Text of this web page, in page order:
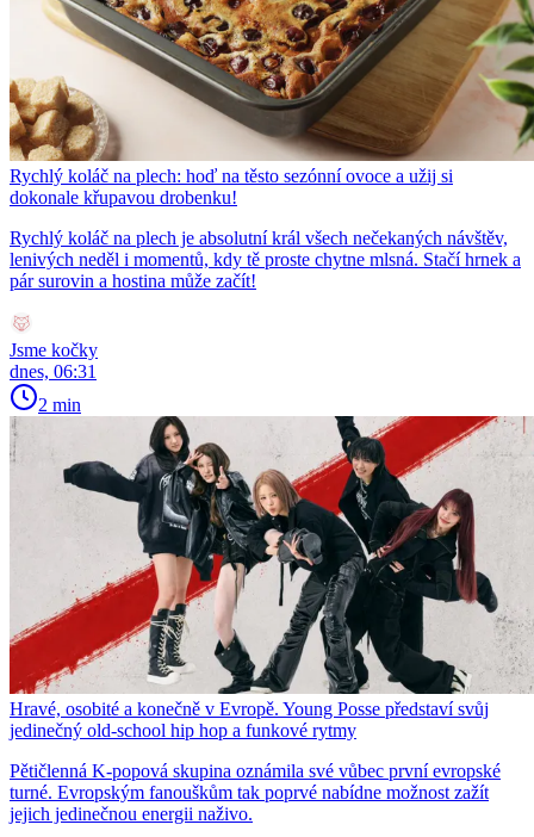
Rychlý koláč na plech: hoď na těsto sezónní ovoce a užij si
dokonale křupavou drobenku!
Rychlý koláč na plech je absolutní král všech nečekaných návštěv,
lenivých neděl i momentů, kdy tě proste chytne mlsná. Stačí hrnek a
pár surovin a hostina může začít!
Jsme kočky
dnes, 06:31
2 min
Hravé, osobité a konečně v Evropě. Young Posse představí svůj
jedinečný old-school hip hop a funkové rytmy
Pětičlenná K-popová skupina oznámila své vůbec první evropské
turné. Evropským fanouškům tak poprvé nabídne možnost zažít
jejich jedinečnou energii naživo.